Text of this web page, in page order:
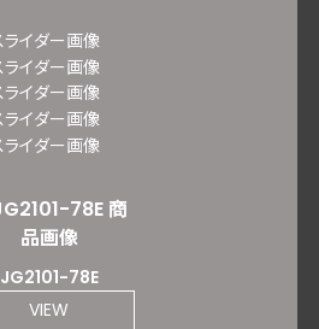
JG2101-78E
VIEW